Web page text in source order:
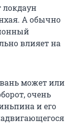
локдаун
А обычно
влияет на
может или
очень
и его